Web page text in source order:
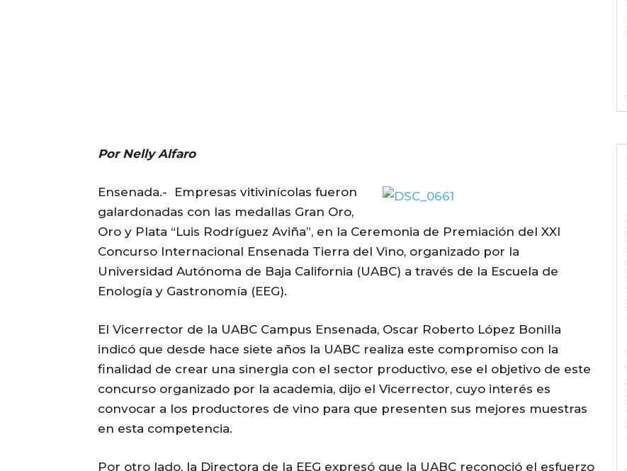
Por Nelly Alfaro
Ensenada.- Empresas vitivinícolas fueron
galardonadas con las medallas Gran Oro,
Oro y Plata “Luis Rodríguez Aviña”, en la Ceremonia de Premiación del XXI
Concurso Internacional Ensenada Tierra del Vino, organizado por la
Universidad Autónoma de Baja California (UABC) a través de la Escuela de
Enología y Gastronomía (EEG).
El Vicerrector de la UABC Campus Ensenada, Oscar Roberto López Bonilla
indicó que desde hace siete años la UABC realiza este compromiso con la
finalidad de crear una sinergia con el sector productivo, ese el objetivo de este
concurso organizado por la academia, dijo el Vicerrector, cuyo interés es
convocar a los productores de vino para que presenten sus mejores muestras
en esta competencia.
Por otro lado, la Directora de la EEG expresó que la UABC reconoció el esfuerzo